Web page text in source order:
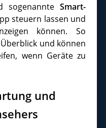
sogenannte Smart-
steuern lassen und
können. So
und können
wenn Geräte zu
und